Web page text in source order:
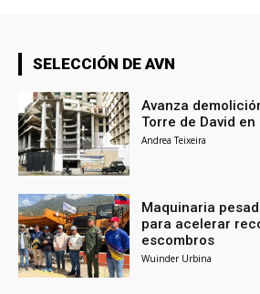
SELECCIÓN DE AVN
Avanza
Torre de David
Andrea Teixeira
Maquinaria
para acelerar
escombros
Wuinder Urbina